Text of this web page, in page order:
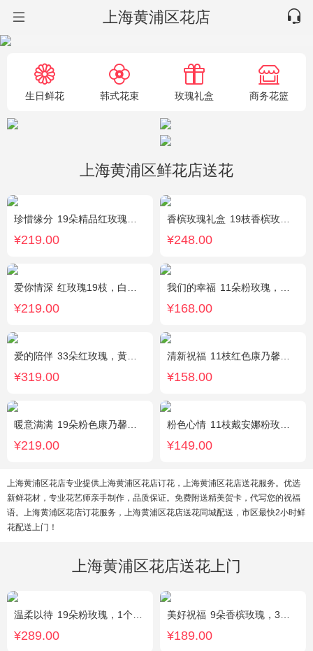
上海黄浦区花店
生日鲜花 韩式花束 玫瑰礼盒 商务花篮
上海黄浦区鲜花店送花
珍惜缘分 19朵精品红玫瑰，火龙珠、银叶菊、绿叶间插。
¥219.00
香槟玫瑰礼盒 19枝香槟玫瑰.黄英配花
¥248.00
爱你情深 红玫瑰19枝，白色相思梅、栀子叶搭配
¥219.00
我们的幸福 11朵粉玫瑰，银叶菊，尤加利搭配
¥168.00
爱的陪伴 33朵红玫瑰，黄莺间插点缀，白色满天星外围点缀搭配
¥319.00
清新祝福 11枝红色康乃馨，搭配黄莺栀子叶适量
¥158.00
暖意满满 19朵粉色康乃馨，搭配相思梅、黄莺穿插点缀。
¥219.00
粉色心情 11枝戴安娜粉玫瑰，满天星，绿叶搭配
¥149.00
上海黄浦区花店专业提供上海黄浦区花店订花，上海黄浦区花店送花服务。优选
新鲜花材，专业花艺师亲手制作，品质保证。免费附送精美贺卡，代写您的祝福
语。上海黄浦区花店订花服务，上海黄浦区花店送花同城配送，市区最快2小时鲜
花配送上门！
上海黄浦区花店送花上门
温柔以待 19朵粉玫瑰，1个粉色绣球，1枝多头白百合，桔梗、满天星、绿叶搭配
¥289.00
美好祝福 9朵香槟玫瑰，3朵向日葵，桔梗、配花、配草搭配
¥189.00